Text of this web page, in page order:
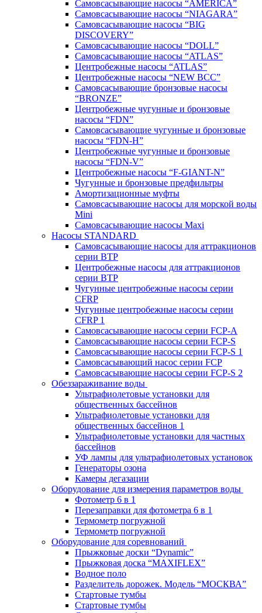
Самовсасывающие насосы “AMERICA”
Самовсасывающие насосы “NIAGARA”
Самовсасывающие насосы “BIG
DISCOVERY”
Самовсасывающие насосы “DOLL”
Самовсасывающие насосы “ATLAS”
Центробежные насосы “ATLAS”
Центробежные насосы “NEW BCC”
Самовсасывающие бронзовые насосы
“BRONZE”
Центробежные чугунные и бронзовые
насосы “FDN”
Самовсасывающие чугунные и бронзовые
насосы “FDN-Н”
Центробежные чугунные и бронзовые
насосы “FDN-V”
Центробежные насосы “F-GIANT-N”
Чугунные и бронзовые предфильтры
Амортизационные муфты
Самовсасывающие насосы для морской воды
Mini
Самовсасывающие насосы Maxi
Насосы STANDARD
Самовсасывающие насосы для аттракционов
серии BTP
Центробежные насосы для аттракционов
серии BTP
Чугунные центробежные насосы серии
CFRP
Чугунные центробежные насосы серии
CFRP 1
Самовсасывающие насосы серии FCP-A
Самовсасывающие насосы серии FCP-S
Самовсасывающие насосы серии FCP-S 1
Самовсасывающий насос серии FCP
Самовсасывающие насосы серии FCP-S 2
Обеззараживание воды
Ультрафиолетовые установки для
общественных бассейнов
Ультрафиолетовые установки для
общественных бассейнов 1
Ультрафиолетовые установки для частных
бассейнов
УФ лампы для ультрафиолетовых установок
Генераторы озона
Камеры дегазации
Оборудование для измерения параметров воды
Фотометр 6 в 1
Перезаправки для фотометра 6 в 1
Термометр погружной
Термометр погружной
Оборудование для соревнований
Прыжковые доски “Dynamic”
Прыжковая доска “MAXIFLEX”
Водное поло
Разделитель дорожек. Модель “МОСКВА”
Стартовые тумбы
Стартовые тумбы